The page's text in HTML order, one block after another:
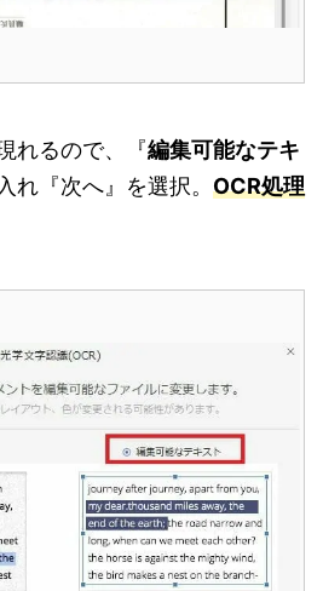
れるので、『編集可能なテキ
れ『次へ』を選択。 OCR処理